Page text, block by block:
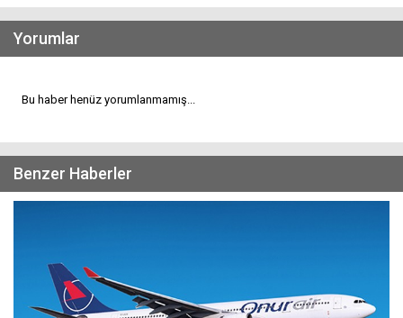
Yorumlar
Bu haber henüz yorumlanmamış...
Benzer Haberler